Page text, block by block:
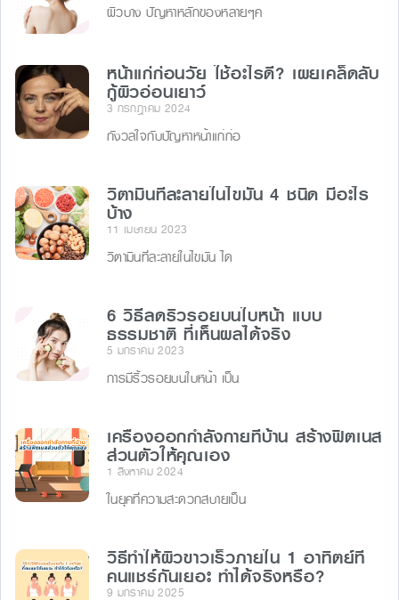
ผิวบาง ปัญหาหลักของหลายๆค
หน้าแก่ก่อนวัย ใช้อะไรดี? เผยเคล็ดลับ
กู้ผิวอ่อนเยาว์
3 กรกฎาคม 2024
กังวลใจกับปัญหาหน้าแก่ก่อ
วิตามินที่ละลายในไขมัน 4 ชนิด มีอะไร
บ้าง
11 เมษายน 2023
วิตามินที่ละลายในไขมัน ได
6 วิธีลดริ้วรอยบนใบหน้า แบบ
ธรรมชาติ ที่เห็นผลได้จริง
5 มกราคม 2023
การมีริ้วรอยบนใบหน้า เป็น
เครื่องออกกำลังกายที่บ้าน สร้างฟิตเนส
ส่วนตัวให้คุณเอง
1 สิงหาคม 2024
ในยุคที่ความสะดวกสบายเป็น
วิธีทําให้ผิวขาวเร็วภายใน 1 อาทิตย์ที่
คนแชร์กันเยอะ ทำได้จริงหรือ?
9 มกราคม 2025